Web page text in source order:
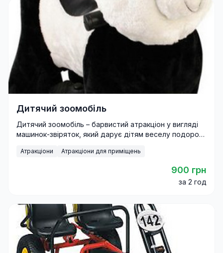
Дитячий зоомобіль
Дитячий зоомобіль – барвистий атракціон у вигляді
машинок-звіряток, який дарує дітям веселу подорож
Атракціони Атракціони для приміщень
900 грн
за 2 год